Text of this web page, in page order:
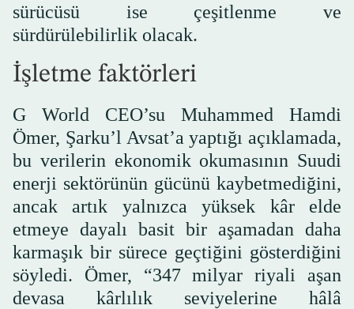
sürücüsü ise çeşitlenme ve
sürdürülebilirlik olacak.
İşletme faktörleri
G World CEO’su Muhammed Hamdi
Ömer, Şarku’l Avsat’a yaptığı açıklamada,
bu verilerin ekonomik okumasının Suudi
enerji sektörünün gücünü kaybetmediğini,
ancak artık yalnızca yüksek kâr elde
etmeye dayalı basit bir aşamadan daha
karmaşık bir sürece geçtiğini gösterdiğini
söyledi. Ömer, “347 milyar riyali aşan
devasa kârlılık seviyelerine hâlâ